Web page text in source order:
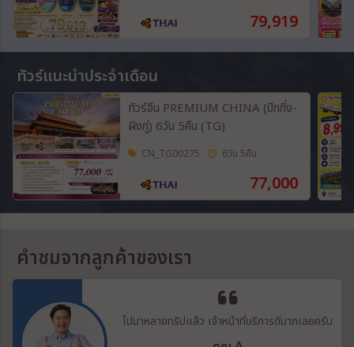
79,919
ทัวร์แนะนำประจำเดือน
ทัวร์จีน PREMIUM CHINA (ปักกิ่ง-
ผิงกู่) 6วัน 5คืน (TG)
CN_TG00275 6วัน 5คืน
77,000
คำชมจากลูกค้าของเรา
ไปมาหลายทริปแล้ว เจ้าหน้าที่บริการดีมากเลยครับ